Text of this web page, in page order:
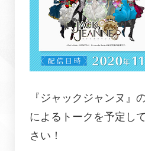
『 ジャックジャンヌ 』
によるトークを予定し
さい！